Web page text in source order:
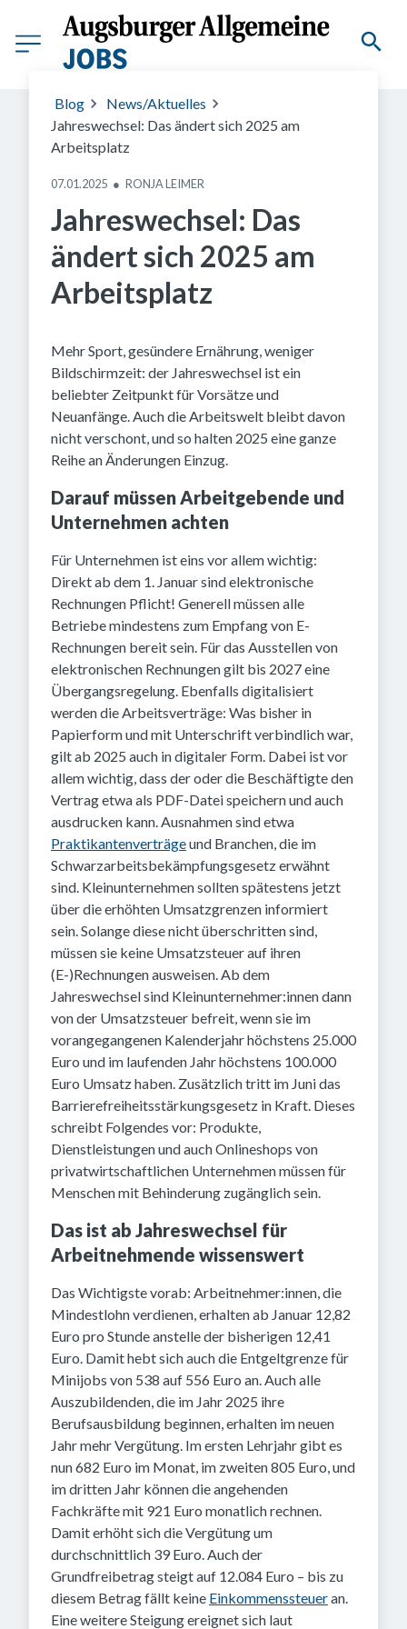
Zerbor, stock.adobe.com
Blog
News/Aktuelles
Jahreswechsel: Das ändert sich 2025 am
Arbeitsplatz
07.01.2025 ● RONJA LEIMER
Jahreswechsel: Das
ändert sich 2025 am
Arbeitsplatz
Mehr Sport, gesündere Ernährung, weniger
Bildschirmzeit: der Jahreswechsel ist ein
beliebter Zeitpunkt für Vorsätze und
Neuanfänge. Auch die Arbeitswelt bleibt davon
nicht verschont, und so halten 2025 eine ganze
Reihe an Änderungen Einzug.
Darauf müssen Arbeitgebende und
Unternehmen achten
Für Unternehmen ist eins vor allem wichtig:
Direkt ab dem 1. Januar sind elektronische
Rechnungen Pflicht! Generell müssen alle
Betriebe mindestens zum Empfang von E-
Rechnungen bereit sein. Für das Ausstellen von
elektronischen Rechnungen gilt bis 2027 eine
Übergangsregelung. Ebenfalls digitalisiert
werden die Arbeitsverträge: Was bisher in
Papierform und mit Unterschrift verbindlich war,
gilt ab 2025 auch in digitaler Form. Dabei ist vor
allem wichtig, dass der oder die Beschäftigte den
Vertrag etwa als PDF-Datei speichern und auch
ausdrucken kann. Ausnahmen sind etwa
Praktikantenverträgeund Branchen, die im
Schwarzarbeitsbekämpfungsgesetz erwähnt
sind. Kleinunternehmen sollten spätestens jetzt
über die erhöhten Umsatzgrenzen informiert
sein. Solange diese nicht überschritten sind,
müssen sie keine Umsatzsteuer auf ihren
(E-)Rechnungen ausweisen. Ab dem
Jahreswechsel sind Kleinunternehmer:innen dann
von der Umsatzsteuer befreit, wenn sie im
vorangegangenen Kalenderjahr höchstens 25.000
Euro und im laufenden Jahr höchstens 100.000
Euro Umsatz haben. Zusätzlich tritt im Juni das
Barrierefreiheitsstärkungsgesetz in Kraft. Dieses
schreibt Folgendes vor: Produkte,
Dienstleistungen und auch Onlineshops von
privatwirtschaftlichen Unternehmen müssen für
Menschen mit Behinderung zugänglich sein.
Das ist ab Jahreswechsel für
Arbeitnehmende wissenswert
Das Wichtigste vorab: Arbeitnehmer:innen, die
Mindestlohn verdienen, erhalten ab Januar 12,82
Euro pro Stunde anstelle der bisherigen 12,41
Euro. Damit hebt sich auch die Entgeltgrenze für
Minijobs von 538 auf 556 Euro an. Auch alle
Auszubildenden, die im Jahr 2025 ihre
Berufsausbildung beginnen, erhalten im neuen
Jahr mehr Vergütung. Im ersten Lehrjahr gibt es
nun 682 Euro im Monat, im zweiten 805 Euro, und
im dritten Jahr können die angehenden
Fachkräfte mit 921 Euro monatlich rechnen.
Damit erhöht sich die Vergütung um
durchschnittlich 39 Euro. Auch der
Grundfreibetrag steigt auf 12.084 Euro – bis zu
diesem Betrag fällt keine Einkommenssteueran.
Eine weitere Steigung ereignet sich laut